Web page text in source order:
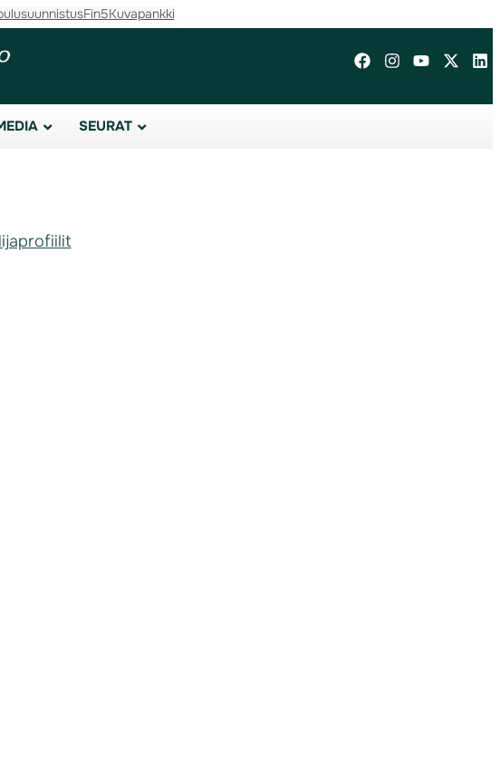
Fin5Kuvapankki
SEURAT